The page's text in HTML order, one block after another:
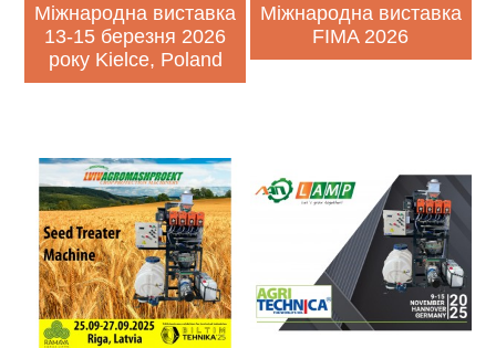
Міжнародна виставка
13-15 березня 2026
року Kielce, Poland
Міжнародна виставка
FIMA 2026